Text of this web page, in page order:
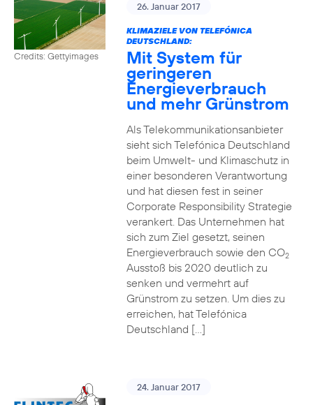
Credits: Gettyimages
26. Januar 2017
KLIMAZIELE VON TELEFÓNICA
DEUTSCHLAND:
Mit System für
geringeren
Energieverbrauch
und mehr Grünstrom
Als Telekommunikationsanbieter
sieht sich Telefónica Deutschland
beim Umwelt- und Klimaschutz in
einer besonderen Verantwortung
und hat diesen fest in seiner
Corporate Responsibility Strategie
verankert. Das Unternehmen hat
sich zum Ziel gesetzt, seinen
Energieverbrauch sowie den CO2
Ausstoß bis 2020 deutlich zu
senken und vermehrt auf
Grünstrom zu setzen. Um dies zu
erreichen, hat Telefónica
Deutschland […]
24. Januar 2017